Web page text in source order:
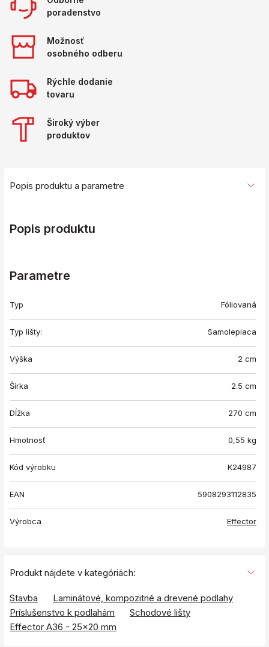
poradenstvo
Možnosť
osobného odberu
Rýchle dodanie
tovaru
Široký výber
produktov
Popis produktu a parametre
Popis produktu
Parametre
Typ Fóliovaná
Typ lišty: Samolepiaca
Výška 2 cm
Šírka 2.5 cm
Dĺžka 270 cm
Hmotnosť 0,55 kg
Kód výrobku K24987
EAN 5908293112835
Výrobca Effector
Produkt nájdete v kategóriách:
Stavba
Laminátové, kompozitné a drevené podlahy
Príslušenstvo k podlahám
Schodové lišty
Effector A36 - 25x20 mm